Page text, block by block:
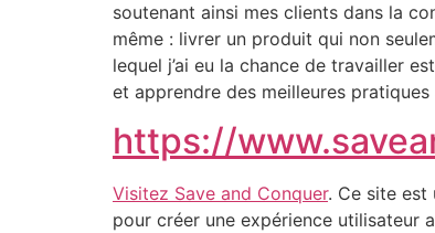
soutenant ainsi mes clients dans la
même : livrer un produit qui non
lequel j’ai eu la chance de travailler
et apprendre des meilleures
https://
Visitez Save and Conquer. Ce site est
pour créer une expérience utilisateur